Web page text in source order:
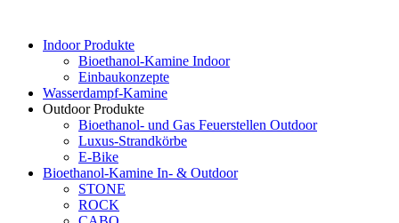
Indoor Produkte
Bioethanol-Kamine Indoor
Einbaukonzepte
Wasserdampf-Kamine
Outdoor Produkte
Bioethanol- und Gas Feuerstellen Outdoor
Luxus-Strandkörbe
E-Bike
Bioethanol-Kamine In- & Outdoor
STONE
ROCK